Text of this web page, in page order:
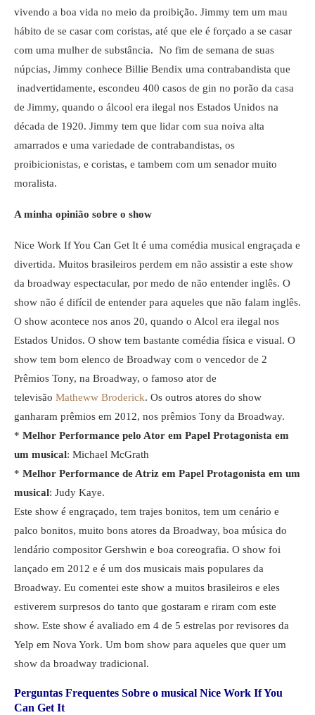
vivendo a boa vida no meio da proibição. Jimmy tem um mau
hábito de se casar com coristas, até que ele é forçado a se casar
com uma mulher de substância. No fim de semana de suas
núpcias, Jimmy conhece Billie Bendix uma contrabandista que
inadvertidamente, escondeu 400 casos de gin no porão da casa
de Jimmy, quando o álcool era ilegal nos Estados Unidos na
década de 1920. Jimmy tem que lidar com sua noiva alta
amarrados e uma variedade de contrabandistas, os
proibicionistas, e coristas, e tambem com um senador muito
moralista.
A minha opinião sobre o show
Nice Work If You Can Get It é uma comédia musical engraçada e
divertida. Muitos brasileiros perdem em não assistir a este show
da broadway espectacular, por medo de não entender inglês. O
show não é difícil de entender para aqueles que não falam inglês.
O show acontece nos anos 20, quando o Alcol era ilegal nos
Estados Unidos. O show tem bastante comédia física e visual. O
show tem bom elenco de Broadway com o vencedor de 2
Prêmios Tony, na Broadway, o famoso ator de
televisão Matheww Broderick. Os outros atores do show
ganharam prêmios em 2012, nos prêmios Tony da Broadway.
* Melhor Performance pelo Ator em Papel Protagonista em
um musical: Michael McGrath
* Melhor Performance de Atriz em Papel Protagonista em um
musical: Judy Kaye.
Este show é engraçado, tem trajes bonitos, tem um cenário e
palco bonitos, muito bons atores da Broadway, boa música do
lendário compositor Gershwin e boa coreografia. O show foi
lançado em 2012 e é um dos musicais mais populares da
Broadway. Eu comentei este show a muitos brasileiros e eles
estiverem surpresos do tanto que gostaram e riram com este
show. Este show é avaliado em 4 de 5 estrelas por revisores da
Yelp em Nova York. Um bom show para aqueles que quer um
show da broadway tradicional.
Perguntas Frequentes Sobre o musical Nice Work If You
Can Get It